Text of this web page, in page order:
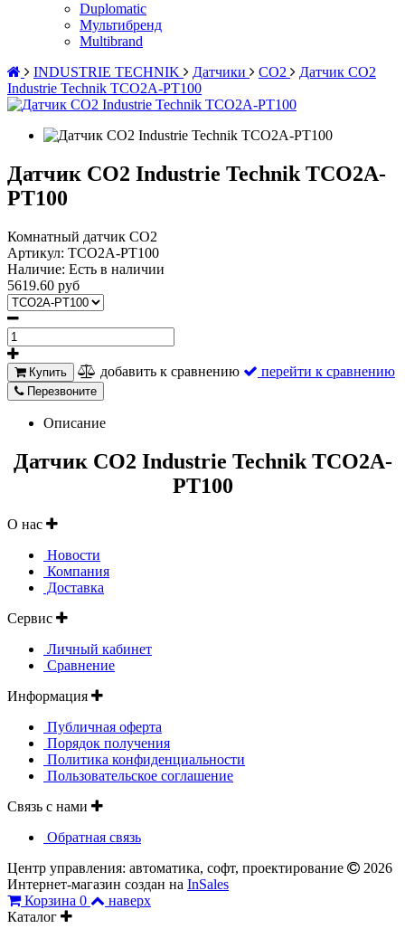
Duplomatic
Мультибренд
Multibrand
INDUSTRIE TECHNIK
Датчики CO2
Датчик CO2
Industrie Technik TCO2A-PT100
Датчик CO2 Industrie Technik TCO2A-
PT100
Комнатный датчик CO2
Артикул: TCO2A-PT100
Наличие: Есть в наличии
5619.60 руб
Купить добавить к сравнению перейти к сравнению
Перезвоните
Описание
Датчик CO2 Industrie Technik TCO2A-
PT100
О нас
Новости
Компания
Доставка
Сервис
Личный кабинет
Сравнение
Информация
Публичная оферта
Порядок получения
Политика конфиденциальности
Пользовательское соглашение
Связь с нами
Обратная связь
Центр управления: автоматика, софт, проектирование
2026
Интернет-магазин создан на InSales
Корзина 0
наверх
Каталог